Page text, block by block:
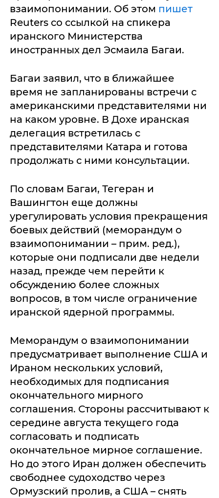
взаимопонимании. Об этом пишет
Reuters со ссылкой на спикера
иранского Министерства
иностранных дел Эсмаила Багаи.
Багаи заявил, что в ближайшее
время не запланированы встречи с
американскими представителями ни
на каком уровне. В Дохе иранская
делегация встретилась с
представителями Катара и готова
продолжать с ними консультации.
По словам Багаи, Тегеран и
Вашингтон еще должны
урегулировать условия прекращения
боевых действий (меморандум о
взаимопонимании – прим. ред.),
которые они подписали две недели
назад, прежде чем перейти к
обсуждению более сложных
вопросов, в том числе ограничение
иранской ядерной программы.
Меморандум о взаимопонимании
предусматривает выполнение США и
Ираном нескольких условий,
необходимых для подписания
окончательного мирного
соглашения. Стороны рассчитывают к
середине августа текущего года
согласовать и подписать
окончательное мирное соглашение.
Но до этого Иран должен обеспечить
свободнее судоходство через
Ормузский пролив, а США – снять